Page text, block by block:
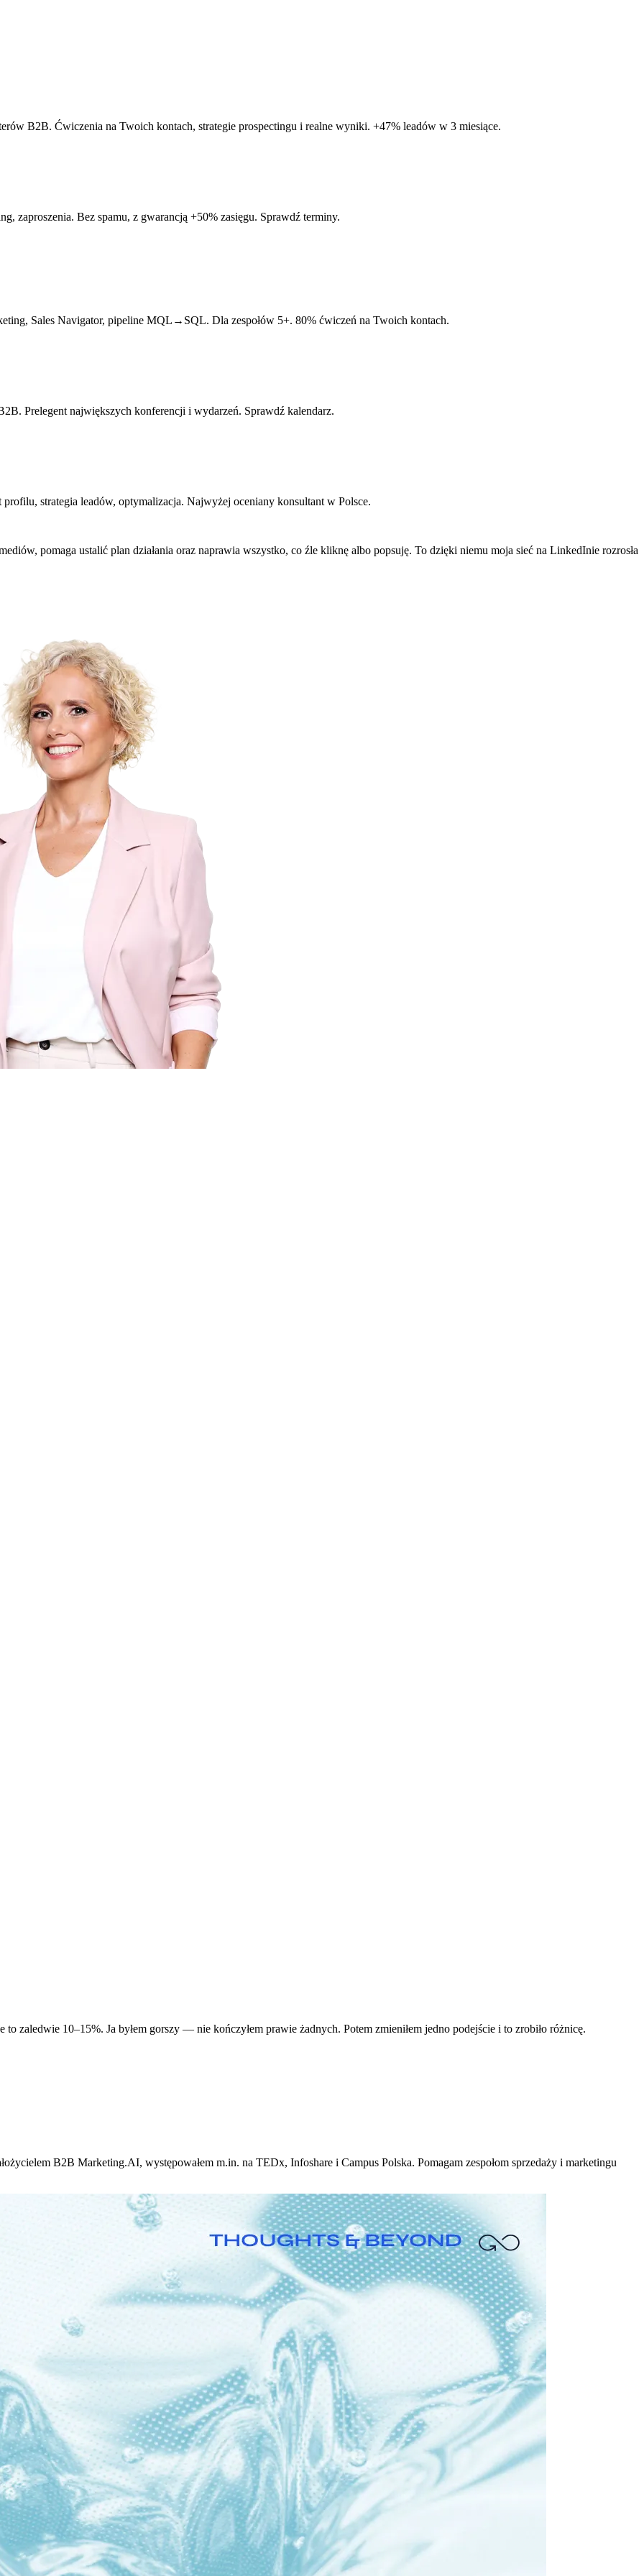
B2B. Ćwiczenia na Twoich kontach, strategie prospectingu i realne wyniki. +47% leadów w 3 miesiące.
zaproszenia. Bez spamu, z gwarancją +50% zasięgu. Sprawdź terminy.
Sales Navigator, pipeline MQL→SQL. Dla zespołów 5+. 80% ćwiczeń na Twoich kontach.
Prelegent największych konferencji i wydarzeń. Sprawdź kalendarz.
strategia leadów, optymalizacja. Najwyżej oceniany konsultant w Polsce.
pomaga ustalić plan działania oraz naprawia wszystko, co źle kliknę albo popsuję. To dzięki niemu moja sieć na LinkedInie rozrosła
zaledwie 10–15%. Ja byłem gorszy — nie kończyłem prawie żadnych. Potem zmieniłem jedno podejście i to zrobiło różnicę.
B2B Marketing.AI, występowałem m.in. na TEDx, Infoshare i Campus Polska. Pomagam zespołom sprzedaży i marketingu